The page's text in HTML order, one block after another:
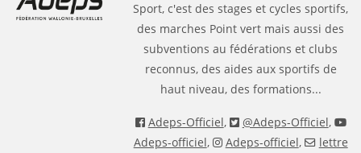
Sport, c'est des stages et cycles sportifs,
des marches Point vert mais aussi des
subventions au fédérations et clubs
reconnus, des aides aux sportifs de
haut niveau, des formations...
Adeps-Officiel, @Adeps-Officiel,
Adeps-officiel, Adeps-officiel,
lettre